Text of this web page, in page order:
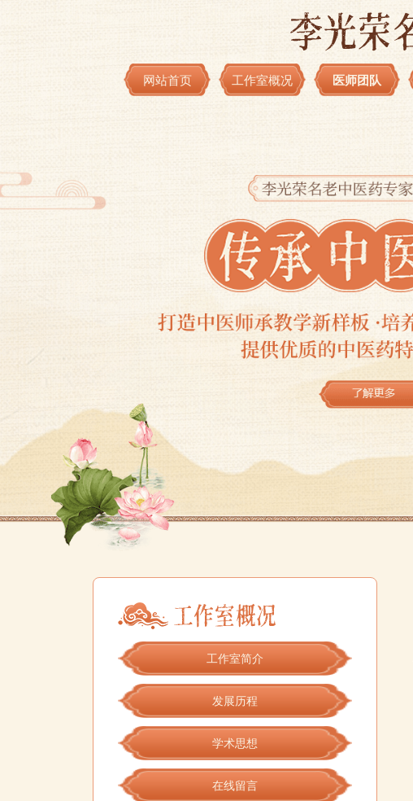
网站首页 工作室概况 医师团队
工作室简介
发展历程
学术思想
在线留言